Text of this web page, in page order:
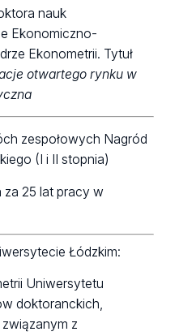
nauk
Ekonomiczno-
Ekonometrii. Tytuł
otwartego rynku w
zespołowych Nagród
(I i II stopnia)
za 25 lat pracy w
Łódzkim:
Uniwersytetu
doktoranckich,
z